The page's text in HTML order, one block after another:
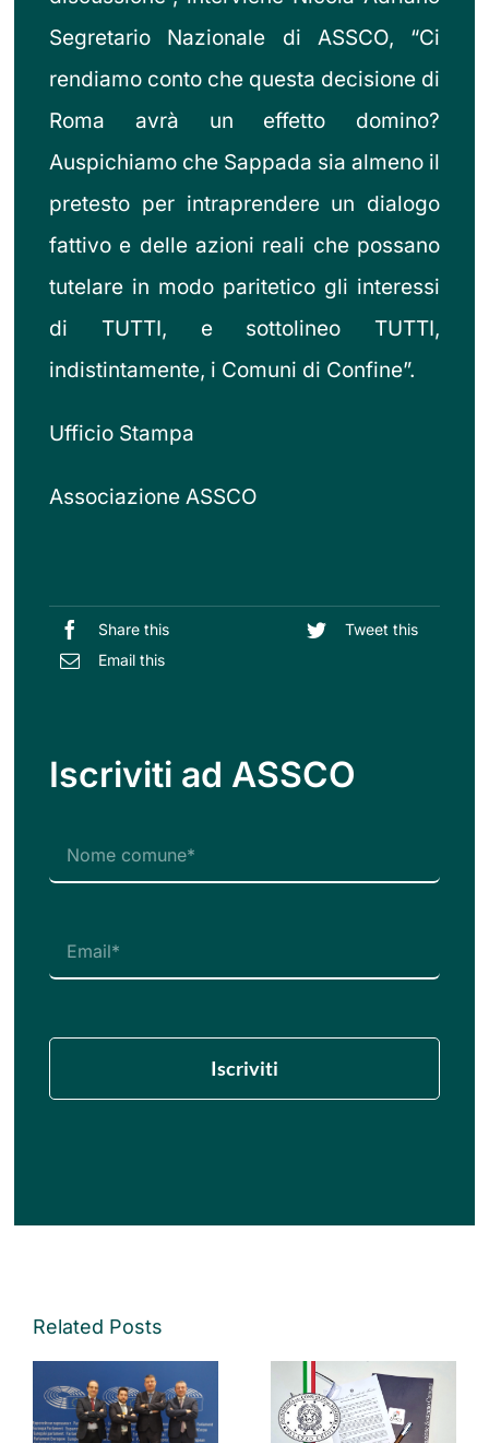
Segretario Nazionale di ASSCO, “Ci
rendiamo conto che questa decisione di
Roma avrà un effetto domino?
Auspichiamo che Sappada sia almeno il
pretesto per intraprendere un dialogo
fattivo e delle azioni reali che possano
tutelare in modo paritetico gli interessi
di TUTTI, e sottolineo TUTTI,
indistintamente, i Comuni di Confine”.
Ufficio Stampa
Associazione ASSCO
Share this
Tweet this
Email this
Iscriviti ad ASSCO
Iscriviti
Related Posts